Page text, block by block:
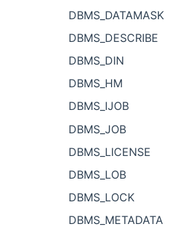
DBMS_DATAMASK
DBMS_DESCRIBE
DBMS_DIN
DBMS_HM
DBMS_IJOB
DBMS_JOB
DBMS_LICENSE
DBMS_LOB
DBMS_LOCK
DBMS_METADATA